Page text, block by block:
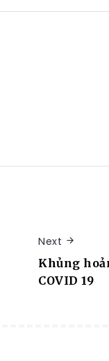
Next
Khủng
COVID 19